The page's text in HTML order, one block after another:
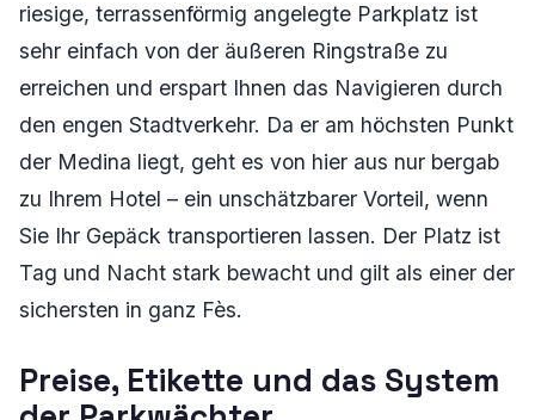
riesige, terrassenförmig angelegte Parkplatz ist
sehr einfach von der äußeren Ringstraße zu
erreichen und erspart Ihnen das Navigieren durch
den engen Stadtverkehr. Da er am höchsten Punkt
der Medina liegt, geht es von hier aus nur bergab
zu Ihrem Hotel – ein unschätzbarer Vorteil, wenn
Sie Ihr Gepäck transportieren lassen. Der Platz ist
Tag und Nacht stark bewacht und gilt als einer der
sichersten in ganz Fès.
Preise, Etikette und das System